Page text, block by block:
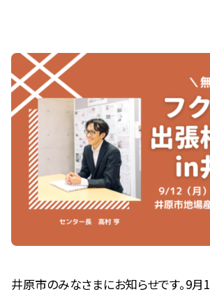
井原市のみなさまにお知らせです。9月